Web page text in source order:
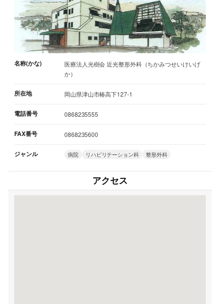
名称(かな)
医療法人光樹会 近光整形外科（ちかみつせいけいげ
か）
所在地 岡山県津山市椿高下127-1
電話番号 0868235555
FAX番号 0868235600
ジャンル 病院 リハビリテーション科 整形外科
アクセス